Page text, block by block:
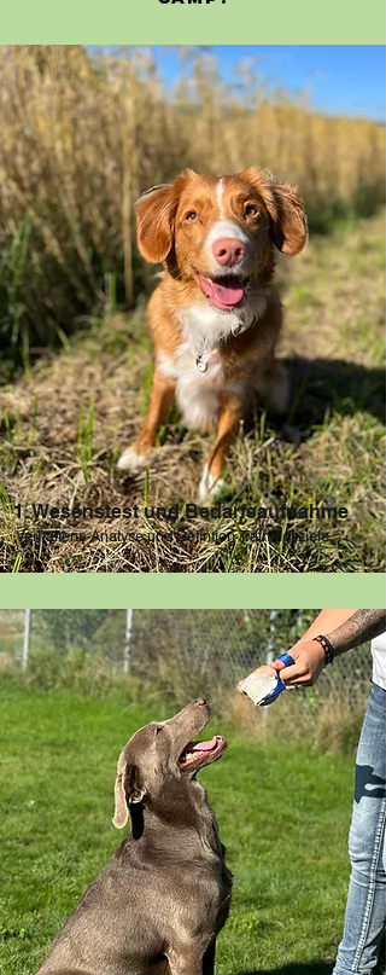
1. Wesenstest und Bedarfsaufnahme
Verhaltens-Analyse und Defintion Trainingsziele